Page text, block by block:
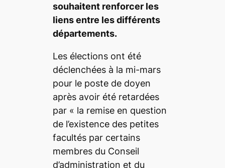
souhaitent renforcer les
liens entre les différents
départements.
Les élections ont été
déclenchées à la mi-mars
pour le poste de doyen
après avoir été retardées
par « la remise en question
de l’existence des petites
facultés par certains
membres du Conseil
d’administration et du